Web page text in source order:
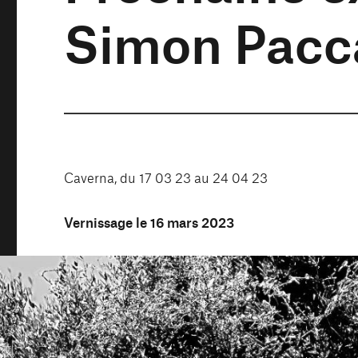
Simon
Caverna, du 17 03 23 au 24 04 23
Vernissage le 16 mars 2023